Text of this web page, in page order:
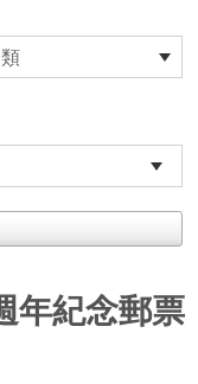
年紀念郵票